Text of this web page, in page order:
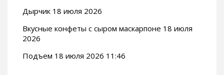
Дырчик 18 июля 2026
Вкусные конфеты с сыром маскарпоне 18 июля
2026
Подъем 18 июля 2026 11:46